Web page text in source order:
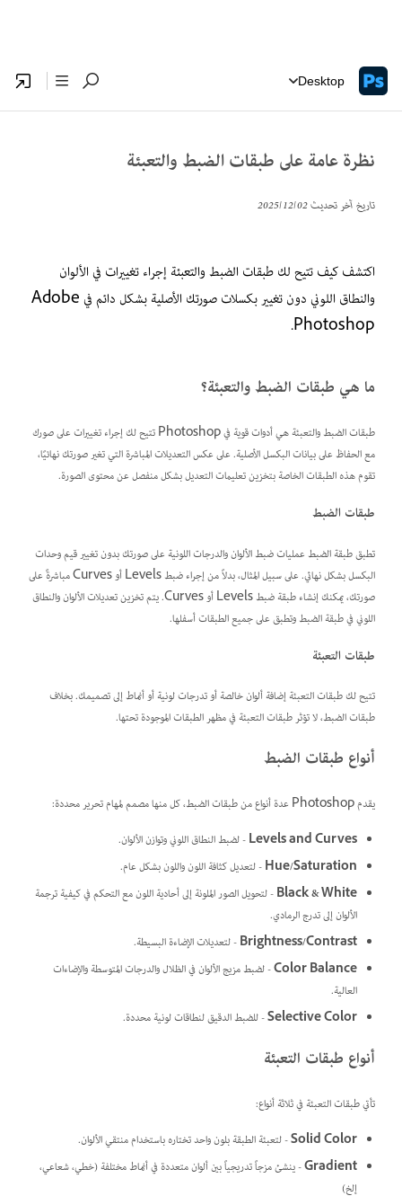
Desktop
نظرة عامة على طبقات الضبط والتعبئة
تاريخ آخر تحديث02‏/12‏/2025
اكتشف كيف تتيح لك طبقات الضبط والتعبئة إجراء تغييرات في الألوان
والنطاق اللوني دون تغيير بكسلات صورتك الأصلية بشكل دائم في Adobe
Photoshop.
ما هي طبقات الضبط والتعبئة؟
طبقات الضبط والتعبئة هي أدوات قوية في Photoshop تتيح لك إجراء تغييرات على صورك
مع الحفاظ على بيانات البكسل الأصلية. على عكس التعديلات المباشرة التي تغير صورتك نهائيًا،
تقوم هذه الطبقات الخاصة بتخزين تعليمات التعديل بشكل منفصل عن محتوى الصورة.
طبقات الضبط
تطبق طبقة الضبط عمليات ضبط الألوان والدرجات اللونية على صورتك بدون تغيير قيم وحدات
البكسل بشكل نهائي. على سبيل المثال، بدلاً من إجراء ضبط Levels أو Curves مباشرةً على
صورتك، يمكنك إنشاء طبقة ضبط Levels أو Curves. يتم تخزين تعديلات الألوان والنطاق
اللوني في طبقة الضبط وتطبق على جميع الطبقات أسفلها.
طبقات التعبئة
تتيح لك طبقات التعبئة إضافة ألوان خالصة أو تدرجات لونية أو أنماط إلى تصميمك. بخلاف
طبقات الضبط، لا تؤثر طبقات التعبئة في مظهر الطبقات الموجودة تحتها.
أنواع طبقات الضبط
يقدم Photoshop عدة أنواع من طبقات الضبط، كل منها مصمم لمهام تحرير محددة:
Levels and Curves- لضبط النطاق اللوني وتوازن الألوان.
Hue/Saturation- لتعديل كثافة اللون واللون بشكل عام.
Black & White- لتحويل الصور الملونة إلى أحادية اللون مع التحكم في كيفية ترجمة
الألوان إلى تدرج الرمادي.
Brightness/Contrast- لتعديلات الإضاءة البسيطة.
Color Balance- لضبط مزيج الألوان في الظلال والدرجات المتوسطة والإضاءات
العالية.
Selective Color- للضبط الدقيق لنطاقات لونية محددة.
أنواع طبقات التعبئة
تأتي طبقات التعبئة في ثلاثة أنواع:
Solid Color- لتعبئة الطبقة بلون واحد تختاره باستخدام منتقي الألوان.
Gradient- ينشئ مزجاً تدريجياً بين ألوان متعددة في أنماط مختلفة (خطي، شعاعي،
إلخ)